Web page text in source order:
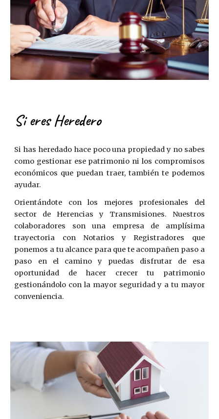
Si eres Heredero
Si has heredado hace poco una propiedad y no sabes
como gestionar ese patrimonio ni los compromisos
económicos que puedan traer, también te podemos
ayudar.
Orientándote con los mejores profesionales del
sector de Herencias y Transmisiones. Nuestros
colaboradores son una empresa de amplísima
trayectoria con Notarios y Registradores que
ponemos a tu alcance para que te acompañen paso a
paso en el camino y puedas disfrutar de esa
oportunidad de hacer crecer tu patrimonio
gestionándolo con la mayor seguridad y a tu mayor
conveniencia.